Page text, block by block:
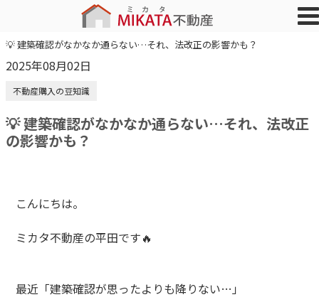
💡 建築確認がなかなか通らない…それ、法改正の影響かも？
2025年08月02日
不動産購入の豆知識
💡 建築確認がなかなか通らない…それ、法改正
の影響かも？
こんにちは。
ミカタ不動産の平田です🔥
最近「建築確認が思ったよりも降りない…」